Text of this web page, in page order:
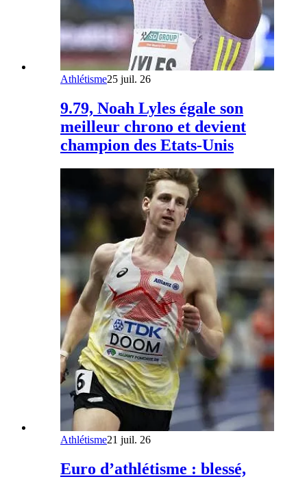
Athlétisme25 juil. 26
9.79, Noah Lyles égale son
meilleur chrono et devient
champion des Etats-Unis
Athlétisme21 juil. 26
Euro d’athlétisme : blessé,